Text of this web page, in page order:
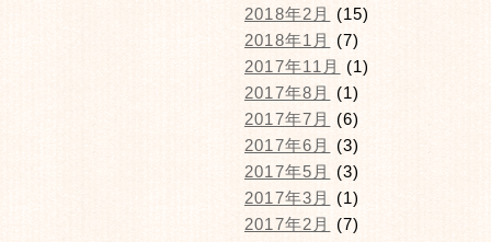
2018年2月
(15)
2018年1月
(7)
2017年11月
(1)
2017年8月
(1)
2017年7月
(6)
2017年6月
(3)
2017年5月
(3)
2017年3月
(1)
2017年2月
(7)